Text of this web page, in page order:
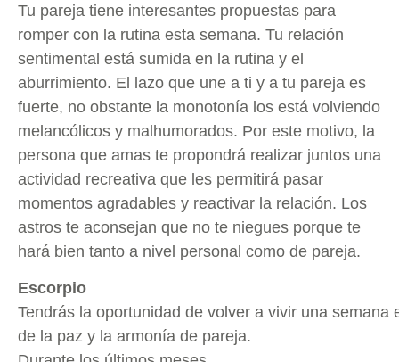
Tu pareja tiene interesantes propuestas para
romper con la rutina esta semana. Tu relación
sentimental está sumida en la rutina y el
aburrimiento. El lazo que une a ti y a tu pareja es
fuerte, no obstante la monotonía los está volviendo
melancólicos y malhumorados. Por este motivo, la
persona que amas te propondrá realizar juntos una
actividad recreativa que les permitirá pasar
momentos agradables y reactivar la relación. Los
astros te aconsejan que no te niegues porque te
hará bien tanto a nivel personal como de pareja.
Escorpio
Tendrás la oportunidad de volver a vivir una semana
de la paz y la armonía de pareja.